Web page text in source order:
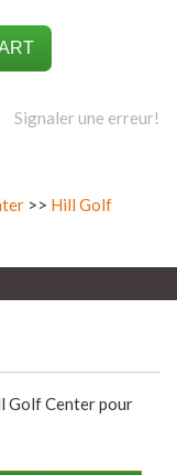
Signaler une erreur!
>> Hill Golf
Golf Center pour